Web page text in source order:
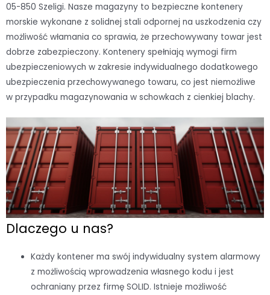
05-850 Szeligi. Nasze magazyny to bezpieczne kontenery
morskie wykonane z solidnej stali odpornej na uszkodzenia czy
możliwość włamania co sprawia, że przechowywany towar jest
dobrze zabezpieczony. Kontenery spełniają wymogi firm
ubezpieczeniowych w zakresie indywidualnego dodatkowego
ubezpieczenia przechowywanego towaru, co jest niemożliwe
w przypadku magazynowania w schowkach z cienkiej blachy.
Dlaczego u nas?
Każdy kontener ma swój indywidualny system alarmowy
z możliwością wprowadzenia własnego kodu i jest
ochraniany przez firmę SOLID. Istnieje możliwość